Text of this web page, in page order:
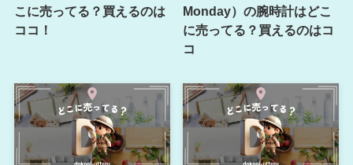
こに売ってる？買えるのは
ココ！
Monday）の腕時計はどこ
に売ってる？買えるのはコ
コ